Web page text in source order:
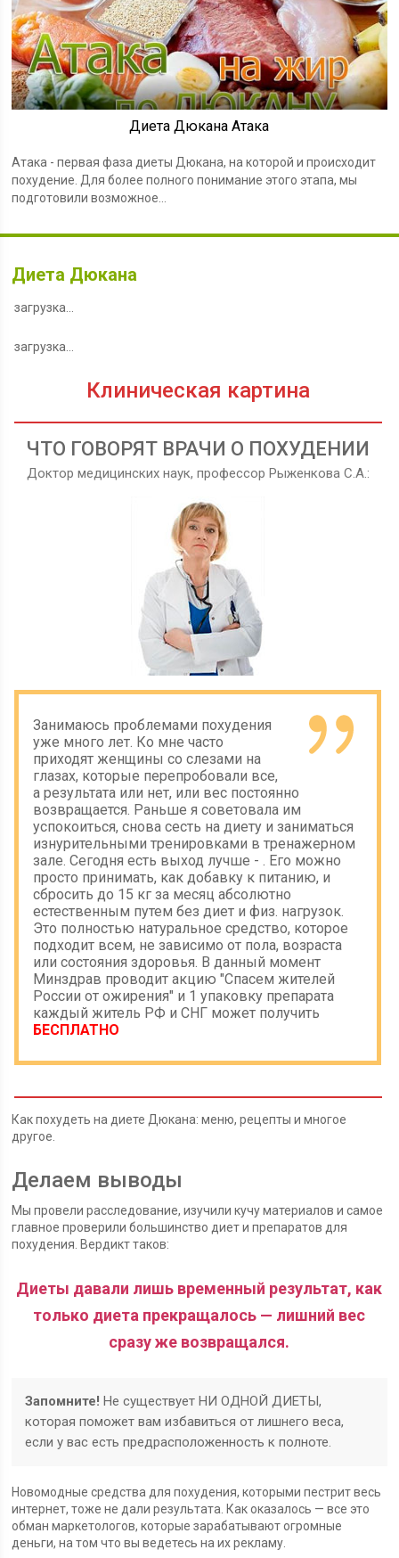
Диета Дюкана Атака
Атака - первая фаза диеты Дюкана, на которой и происходит
похудение. Для более полного понимание этого этапа, мы
подготовили возможное...
Диета Дюкана
загрузка...
загрузка…
Клиническая картина
ЧТО ГОВОРЯТ ВРАЧИ О ПОХУДЕНИИ
Доктор медицинских наук, профессор Рыженкова С.А.:
Занимаюсь проблемами похудения
уже много лет. Ко мне часто
приходят женщины со слезами на
глазах, которые перепробовали все,
а результата или нет, или вес постоянно
возвращается. Раньше я советовала им
успокоиться, снова сесть на диету и заниматься
изнурительными тренировками в тренажерном
зале. Сегодня есть выход лучше - . Его можно
просто принимать, как добавку к питанию, и
сбросить до 15 кг за месяц абсолютно
естественным путем без диет и физ. нагрузок.
Это полностью натуральное средство, которое
подходит всем, не зависимо от пола, возраста
или состояния здоровья. В данный момент
Минздрав проводит акцию "Спасем жителей
России от ожирения" и 1 упаковку препарата
каждый житель РФ и СНГ может получить
БЕСПЛАТНО
Как похудеть на диете Дюкана: меню, рецепты и многое
другое.
Делаем выводы
Мы провели расследование, изучили кучу материалов и самое
главное проверили большинство диет и препаратов для
похудения. Вердикт таков:
Диеты давали лишь временный результат, как
только диета прекращалось — лишний вес
сразу же возвращался.
Запомните! Не существует НИ ОДНОЙ ДИЕТЫ,
которая поможет вам избавиться от лишнего веса,
если у вас есть предрасположенность к полноте.
Новомодные средства для похудения, которыми пестрит весь
интернет, тоже не дали результата. Как оказалось — все это
обман маркетологов, которые зарабатывают огромные
деньги, на том что вы ведетесь на их рекламу.